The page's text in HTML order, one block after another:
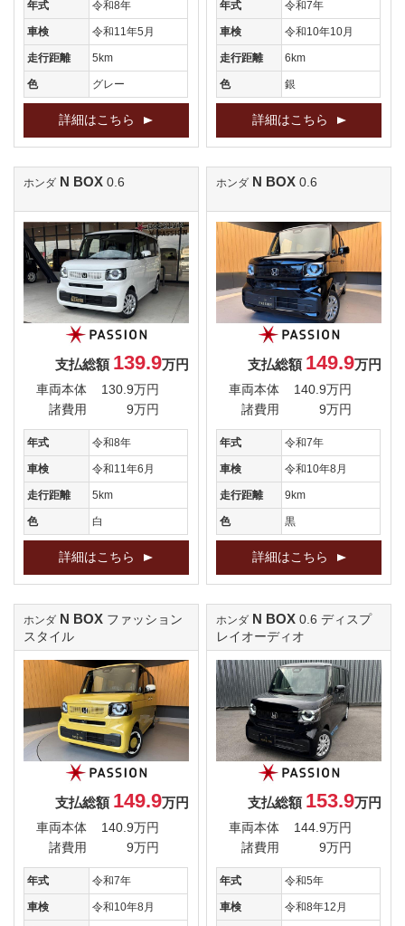
年式 令和8年
車検 令和11年5月
走行距離 5km
色 グレー
詳細はこちら
年式 令和7年
車検 令和10年10月
走行距離 6km
色 銀
詳細はこちら
ホンダ N BOX0.6
支払総額 139.9万円
車両本体
130.9万円
諸費用
9万円
年式 令和8年
車検 令和11年6月
走行距離 5km
色 白
詳細はこちら
ホンダ N BOX0.6
支払総額 149.9万円
車両本体
140.9万円
諸費用
9万円
年式 令和7年
車検 令和10年8月
走行距離 9km
色 黒
詳細はこちら
ホンダ N BOX ファッション
スタイル
支払総額 149.9万円
車両本体
140.9万円
諸費用
9万円
年式 令和7年
車検 令和10年8月
ホンダ N BOX0.6 ディスプ
レイオーディオ
支払総額 153.9万円
車両本体
144.9万円
諸費用
9万円
年式 令和5年
車検 令和8年12月